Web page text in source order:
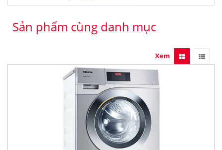
Sản phẩm cùng danh mục
Xem